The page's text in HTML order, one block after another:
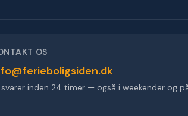
OS
svarer inden 24 timer — også i weekender og